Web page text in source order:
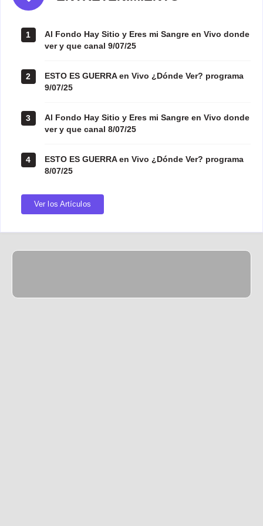
1
Al Fondo Hay Sitio y Eres mi Sangre en Vivo donde
ver y que canal 9/07/25
2
ESTO ES GUERRA en Vivo ¿Dónde Ver? programa
9/07/25
3
Al Fondo Hay Sitio y Eres mi Sangre en Vivo donde
ver y que canal 8/07/25
4
ESTO ES GUERRA en Vivo ¿Dónde Ver? programa
8/07/25
Ver los Artículos